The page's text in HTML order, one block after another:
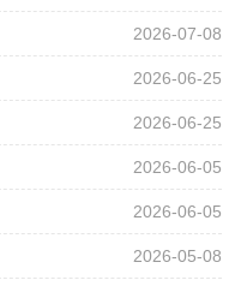
2026-07-08
2026-06-25
2026-06-25
2026-06-05
2026-06-05
2026-05-08